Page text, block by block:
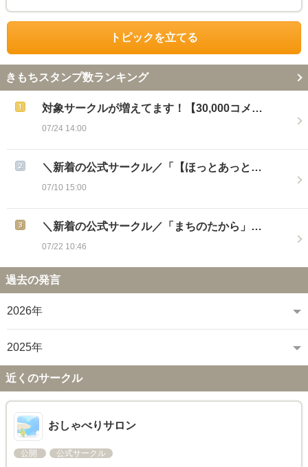
トピックを立てる
きもちスタンプ数ランキング
対象サークルが増えてます！【30,000コメ…
07/24 14:00
＼新着の公式サークル／「【ほっとあっと…
07/10 15:00
＼新着の公式サークル／「まちのたから」…
07/22 10:46
過去の発言
2026年
2025年
近くのサークル
おしゃべりサロン
公開 公式サークル